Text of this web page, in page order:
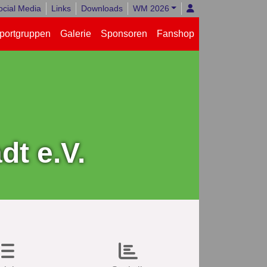
Media Links Downloads WM 2026
Galerie Sponsoren Fanshop
e.V.